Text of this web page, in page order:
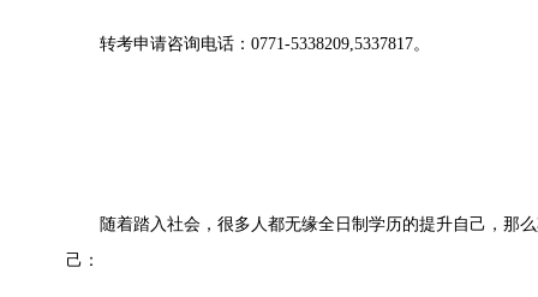
转考申请咨询电话：0771-5338209,5337817。
随着踏入社会，很多人都无缘全日制学历的提升自己，那么
己：